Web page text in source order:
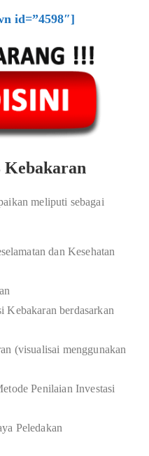
id=”4598″]
meliputi sebagai
dan Kesehatan
Kebakaran berdasarkan
(visualisai menggunakan
Penilaian Investasi
Peledakan